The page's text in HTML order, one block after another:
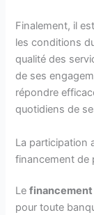
Finalement, il
les conditions
qualité des
de ses
répondre
quotidiens de
La participation
financement de
Le
pour toute